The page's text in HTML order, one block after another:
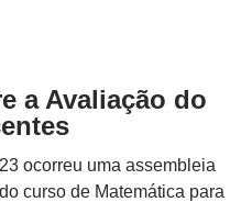
a Avaliação do
ocorreu uma assembleia
curso de Matemática para